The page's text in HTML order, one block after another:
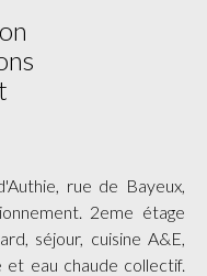
rue de Bayeux,
2eme étage
séjour, cuisine A&E,
et eau chaude collectif.